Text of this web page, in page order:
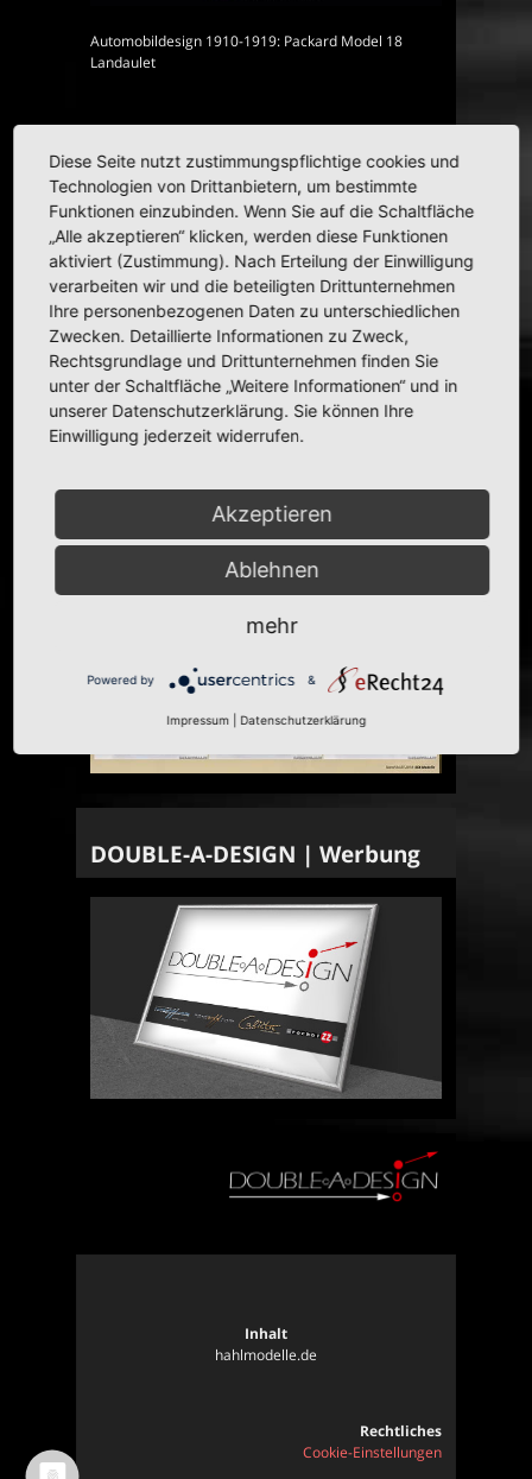
Automobildesign 1910-1919: Packard Model 18
Landaulet
HAHLMODELLE.DE | Opel in
1:43
DOUBLE-A-DESIGN | Werbung
Inhalt
hahlmodelle.de
Rechtliches
Cookie-Einstellungen
Diese Seite nutzt zustimmungspflichtige cookies und
Technologien von Drittanbietern, um bestimmte
Funktionen einzubinden. Wenn Sie auf die Schaltfläche
„Alle akzeptieren“ klicken, werden diese Funktionen
aktiviert (Zustimmung). Nach Erteilung der Einwilligung
verarbeiten wir und die beteiligten Drittunternehmen
Ihre personenbezogenen Daten zu unterschiedlichen
Zwecken. Detaillierte Informationen zu Zweck,
Rechtsgrundlage und Drittunternehmen finden Sie
unter der Schaltfläche „Weitere Informationen“ und in
unserer Datenschutzerklärung. Sie können Ihre
Einwilligung jederzeit widerrufen.
Akzeptieren
Ablehnen
mehr
Powered by &
Impressum Datenschutzerklärung